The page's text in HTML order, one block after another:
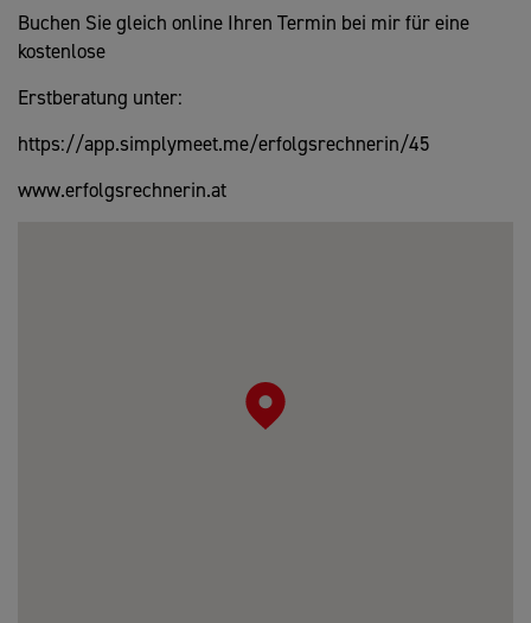
Buchen Sie gleich online Ihren Termin bei mir für eine
kostenlose
Erstberatung unter:
https://app.simplymeet.me/erfolgsrechnerin/45
www.erfolgsrechnerin.at